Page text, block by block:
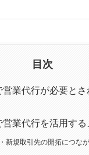
シング。アマチュア
目次
営業代行が必要とさ
営業代行を活用する
新規取引先の開拓につな